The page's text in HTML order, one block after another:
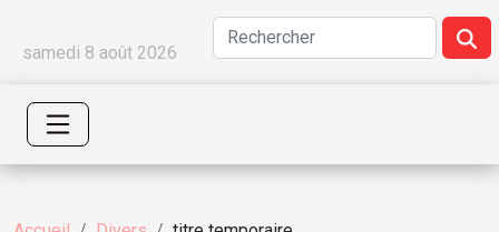
samedi 8 août 2026